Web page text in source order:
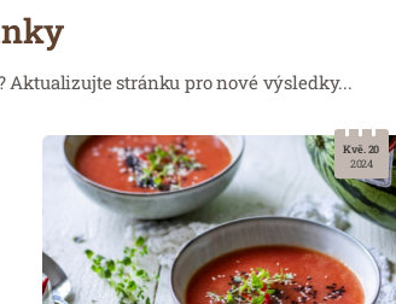
stránku pro nové výsledky...
Kvě. 20
2024